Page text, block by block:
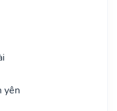
yên